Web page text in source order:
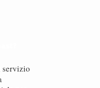
servizio